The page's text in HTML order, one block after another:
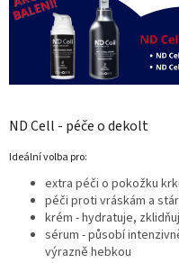
ND Cell - péče o dekolt
Ideální volba pro:
extra péči o pokožku
péči proti vráskám a
krém - hydratuje,
sérum - působí
výrazně hebkou